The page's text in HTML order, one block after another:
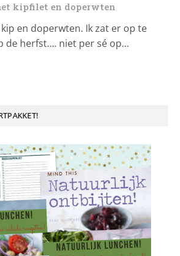
kipfilet en doperwten
en doperwten. Ik zat er op te
de herfst…. niet per sé op…